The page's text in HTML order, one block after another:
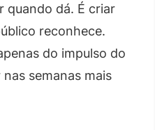
quando dá. É criar
reconhece.
do impulso do
semanas mais